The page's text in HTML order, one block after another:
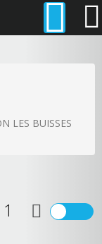
LES BUISSES